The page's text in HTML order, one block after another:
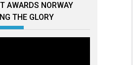
AWARDS NORWAY
THE GLORY